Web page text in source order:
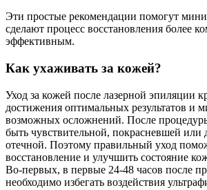
Эти простые рекомендации помогут
сделают процесс восстановления более
эффективным.
Как ухаживать за кожей?
Уход за кожей после лазерной эпиляции
достижения оптимальных результатов и
возможных осложнений. После
быть чувствительной, покрасневшей или
отечной. Поэтому правильный уход
восстановление и улучшить состояние
Во-первых, в первые 24-48 часов после
необходимо избегать воздействия